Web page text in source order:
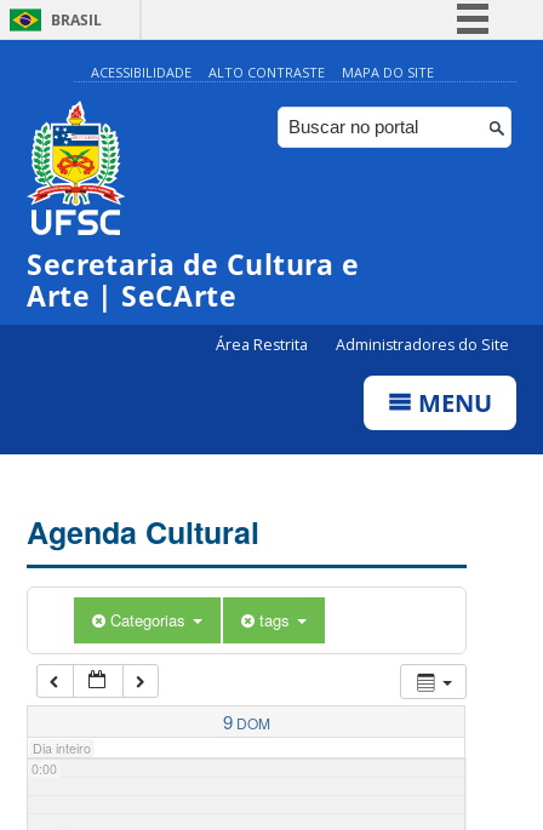
BRASIL
Simplifique!
Comunica BR
Participe
ACESSIBILIDADE ALTO CONTRASTE MAPA DO SITE
Secretaria de Cultura e
Arte | SeCArte
Área Restrita Administradores do Site
MENU
Agenda Cultural
Categorias tags
9 DOM
Dia inteiro
0:00